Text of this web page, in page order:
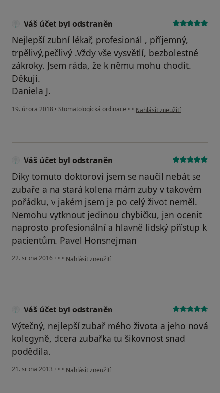
Váš účet byl odstraněn
Nejlepší zubní lékař, profesionál , příjemný,
trpělivý,pečlivý .Vždy vše vysvětlí, bezbolestné
zákroky. Jsem ráda, že k němu mohu chodit.
Děkuji.
Daniela J.
19. února 2018 • Stomatologická ordinace • • podle názoru uživatele Váš
Nahlásit zneužití
Váš účet byl odstraněn
Díky tomuto doktorovi jsem se naučil nebát se
zubaře a na stará kolena mám zuby v takovém
pořádku, v jakém jsem je po celý život neměl.
Nemohu vytknout jedinou chybičku, jen ocenit
naprosto profesionální a hlavně lidský přístup k
pacientům. Pavel Honsnejman
22. srpna 2016 • • • podle názoru uživatele Váš účet byl odstraněn
Nahlásit zneužití
Váš účet byl odstraněn
Výtečný, nejlepší zubař mého života a jeho nová
kolegyně, dcera zubařka tu šikovnost snad
podědila.
21. srpna 2013 • • • podle názoru uživatele Váš účet byl odstraněn
Nahlásit zneužití